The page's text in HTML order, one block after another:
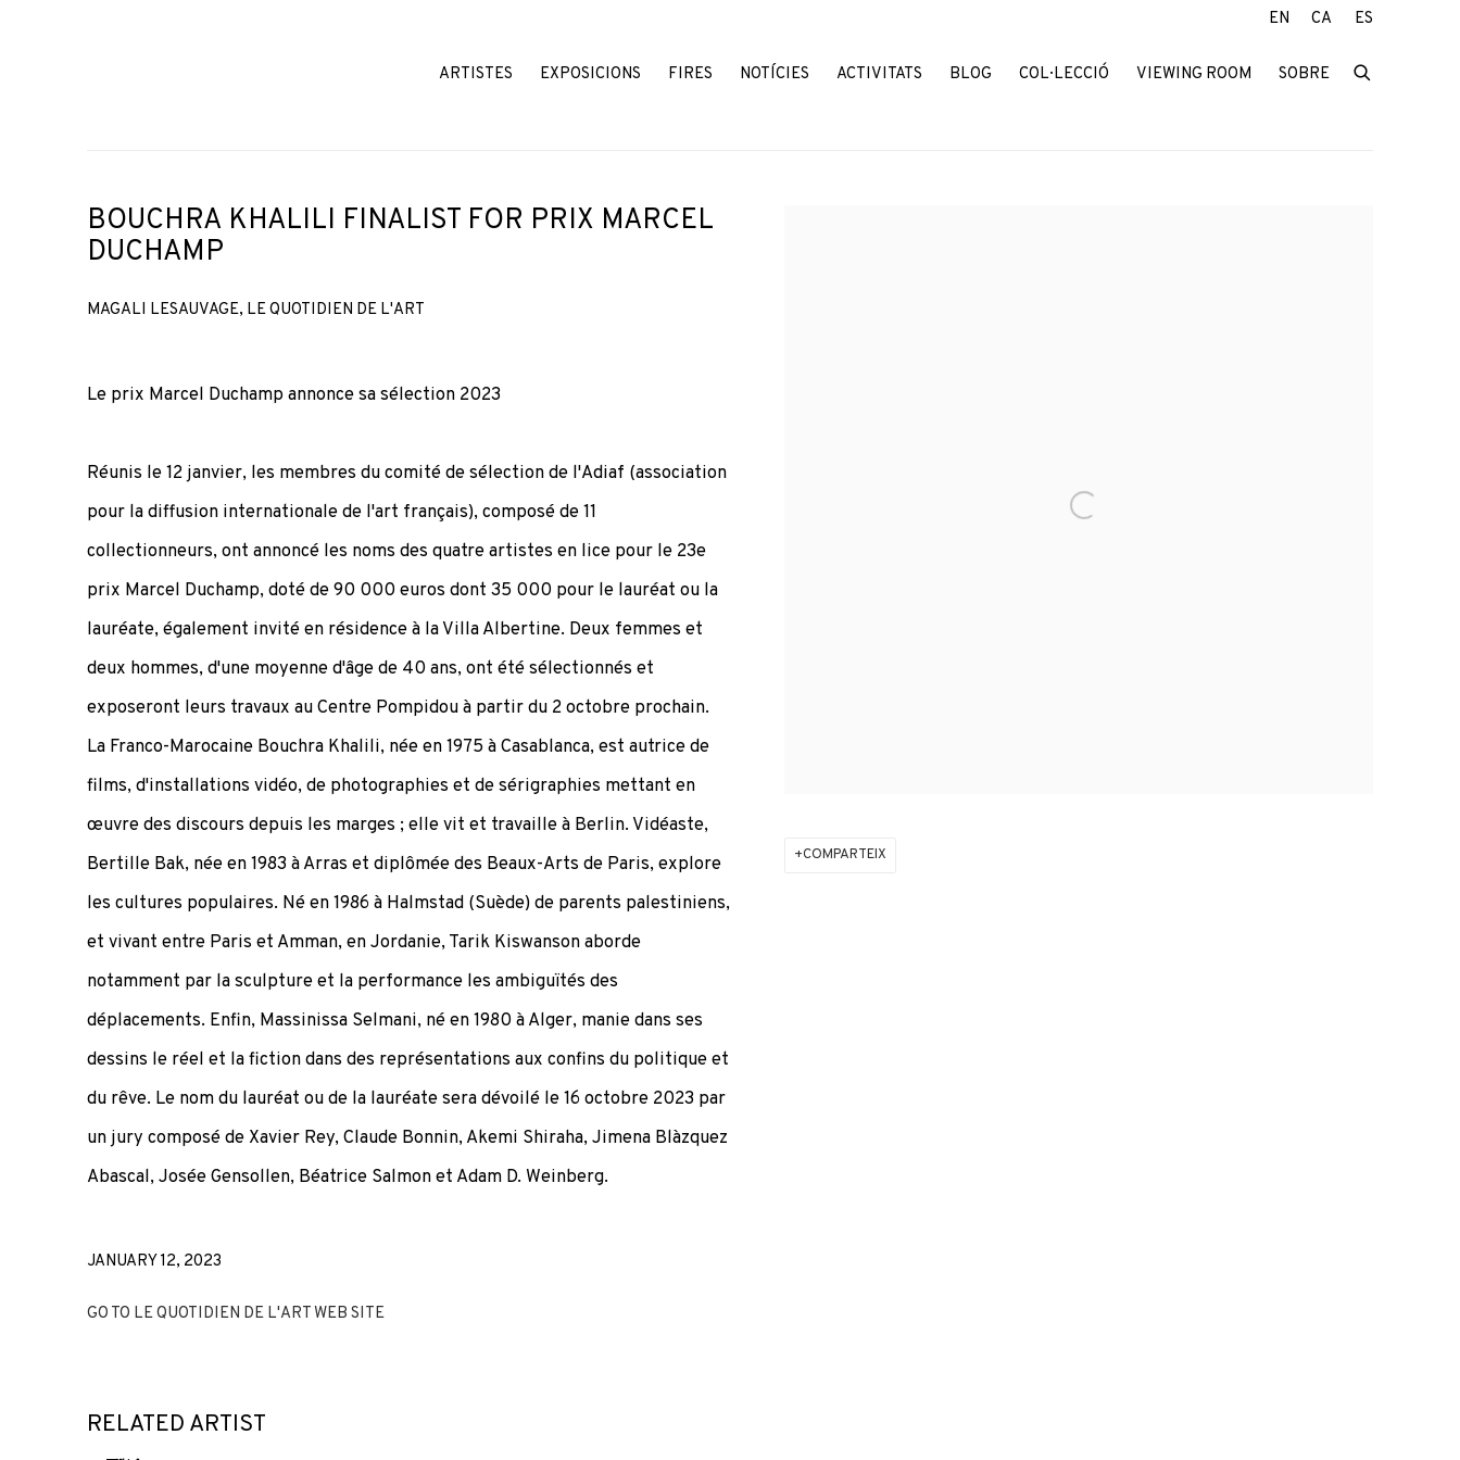
ARTISTES EXPOSICIONS FIRES NOTÍCIES ACTIVITATS BLOG COL·LECCIÓ VIEWING ROOM SOBRE
EN CA ES
BOUCHRA KHALILI FINALIST FOR PRIX MARCEL
DUCHAMP
MAGALI LESAUVAGE, LE QUOTIDIEN DE L'ART
COMPARTEIX
Le prix Marcel Duchamp annonce sa sélection 2023
Réunis le 12 janvier, les membres du comité de sélection de l'Adiaf (association
pour la diffusion internationale de l'art français), composé de 11
collectionneurs, ont annoncé les noms des quatre artistes en lice pour le 23e
prix Marcel Duchamp, doté de 90 000 euros dont 35 000 pour le lauréat ou la
lauréate, également invité en résidence à la Villa Albertine. Deux femmes et
deux hommes, d'une moyenne d'âge de 40 ans, ont été sélectionnés et
exposeront leurs travaux au Centre Pompidou à partir du 2 octobre prochain.
La Franco-Marocaine Bouchra Khalili, née en 1975 à Casablanca, est autrice de
films, d'installations vidéo, de photographies et de sérigraphies mettant en
œuvre des discours depuis les marges ; elle vit et travaille à Berlin. Vidéaste,
Bertille Bak, née en 1983 à Arras et diplômée des Beaux-Arts de Paris, explore
les cultures populaires. Né en 1986 à Halmstad (Suède) de parents palestiniens,
et vivant entre Paris et Amman, en Jordanie, Tarik Kiswanson aborde
notamment par la sculpture et la performance les ambiguïtés des
déplacements. Enfin, Massinissa Selmani, né en 1980 à Alger, manie dans ses
dessins le réel et la fiction dans des représentations aux confins du politique et
du rêve. Le nom du lauréat ou de la lauréate sera dévoilé le 16 octobre 2023 par
un jury composé de Xavier Rey, Claude Bonnin, Akemi Shiraha, Jimena Blàzquez
Abascal, Josée Gensollen, Béatrice Salmon et Adam D. Weinberg.
JANUARY 12, 2023
GO TO LE QUOTIDIEN DE L'ART WEB SITE
RELATED ARTIST